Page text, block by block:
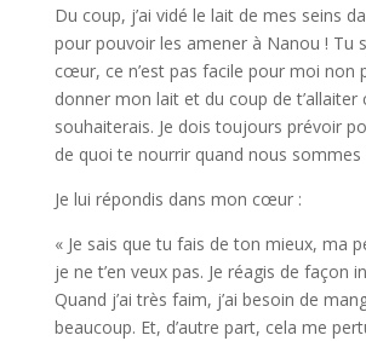
Du coup, j’ai vidé le lait de mes seins
pour pouvoir les amener à Nanou ! Tu
cœur, ce n’est pas facile pour moi non
donner mon lait et du coup de t’allaiter
souhaiterais. Je dois toujours prévoir
de quoi te nourrir quand nous sommes
Je lui répondis dans mon cœur :
« Je sais que tu fais de ton mieux, ma
je ne t’en veux pas. Je réagis de façon
Quand j’ai très faim, j’ai besoin de
beaucoup. Et, d’autre part, cela me